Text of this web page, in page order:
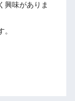
興味がありま